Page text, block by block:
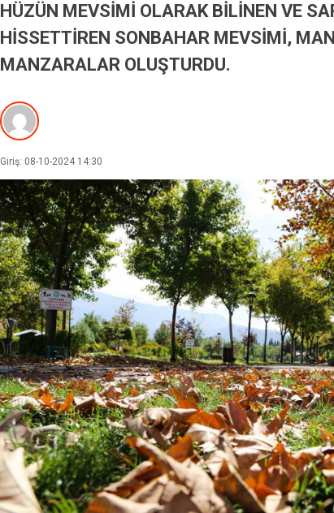
HÜZÜN MEVSİMİ OLARAK BİLİNEN VE
HİSSETTİREN SONBAHAR MEVSİMİ,
MANZARALAR OLUŞTURDU.
Giriş: 08-10-2024 14:30